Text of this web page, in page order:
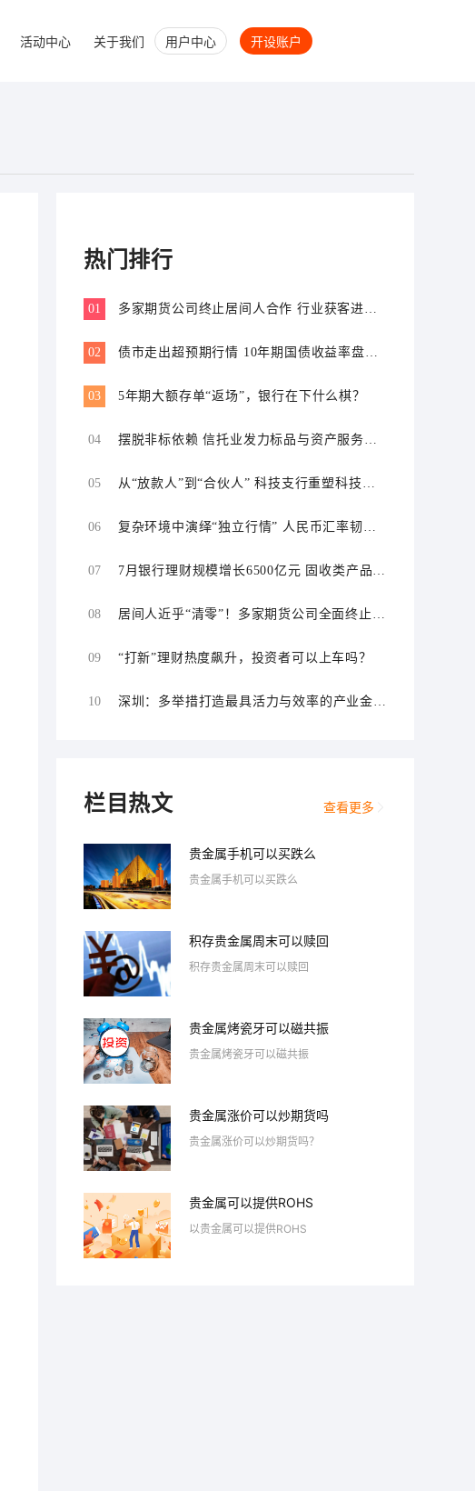
活动中心 关于我们 用户中心 开设账户
热门排行
01
多家期货公司终止居间人合作 行业获客进入
02
债市走出超预期行情 10年期国债收益率盘中
03
5年期大额存单“返场”，银行在下什么棋？
04
摆脱非标依赖 信托业发力标品与资产服务信
05
从“放款人”到“合伙人” 科技支行重塑科技金
06
复杂环境中演绎“独立行情” 人民币汇率韧性
07
7月银行理财规模增长6500亿元 固收类产品仍
08
居间人近乎“清零”！多家期货公司全面终止居
09
“打新”理财热度飙升，投资者可以上车吗？
10
深圳：多举措打造最具活力与效率的产业金融
栏目热文 查看更多
贵金属手机可以买跌么
贵金属手机可以买跌么
积存贵金属周末可以赎回
积存贵金属周末可以赎回
贵金属烤瓷牙可以磁共振
贵金属烤瓷牙可以磁共振
贵金属涨价可以炒期货吗
贵金属涨价可以炒期货吗？
贵金属可以提供ROHS
以贵金属可以提供ROHS